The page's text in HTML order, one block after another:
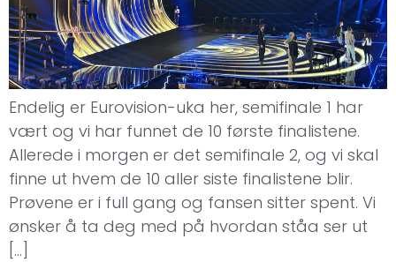
Endelig er Eurovision-uka her, semifinale 1 har
vært og vi har funnet de 10 første finalistene.
Allerede i morgen er det semifinale 2, og vi skal
finne ut hvem de 10 aller siste finalistene blir.
Prøvene er i full gang og fansen sitter spent. Vi
ønsker å ta deg med på hvordan ståa ser ut
[…]